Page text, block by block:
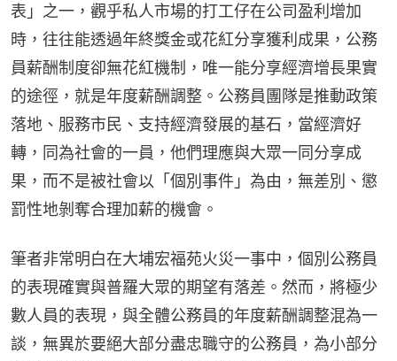
表」之一，觀乎私人市場的打工仔在公司盈利增加
時，往往能透過年終獎金或花紅分享獲利成果，公務
員薪酬制度卻無花紅機制，唯一能分享經濟增長果實
的途徑，就是年度薪酬調整。公務員團隊是推動政策
落地、服務市民、支持經濟發展的基石，當經濟好
轉，同為社會的一員，他們理應與大眾一同分享成
果，而不是被社會以「個別事件」為由，無差別、懲
罰性地剝奪合理加薪的機會。
筆者非常明白在大埔宏福苑火災一事中，個別公務員
的表現確實與普羅大眾的期望有落差。然而，將極少
數人員的表現，與全體公務員的年度薪酬調整混為一
談，無異於要絕大部分盡忠職守的公務員，為小部分